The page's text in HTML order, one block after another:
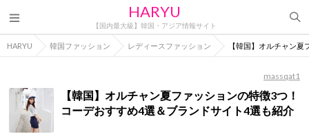
HARYU
【国内最大級】韓国・アジア情報サイト
HARYU 韓国ファッション レディースファッション 【韓国】オルチャン
massqat1
【韓国】オルチャン夏ファッションの特徴3つ！
コーデおすすめ4選＆ブランドサイト4選も紹介